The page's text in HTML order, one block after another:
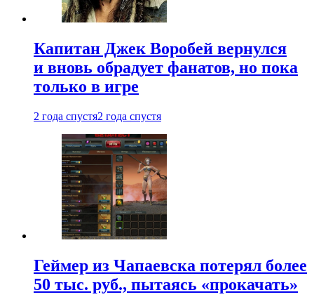
Капитан Джек Воробей вернулся
и вновь обрадует фанатов, но пока
только в игре
2 года спустя2 года спустя
Геймер из Чапаевска потерял более
50 тыс. руб., пытаясь «прокачать»